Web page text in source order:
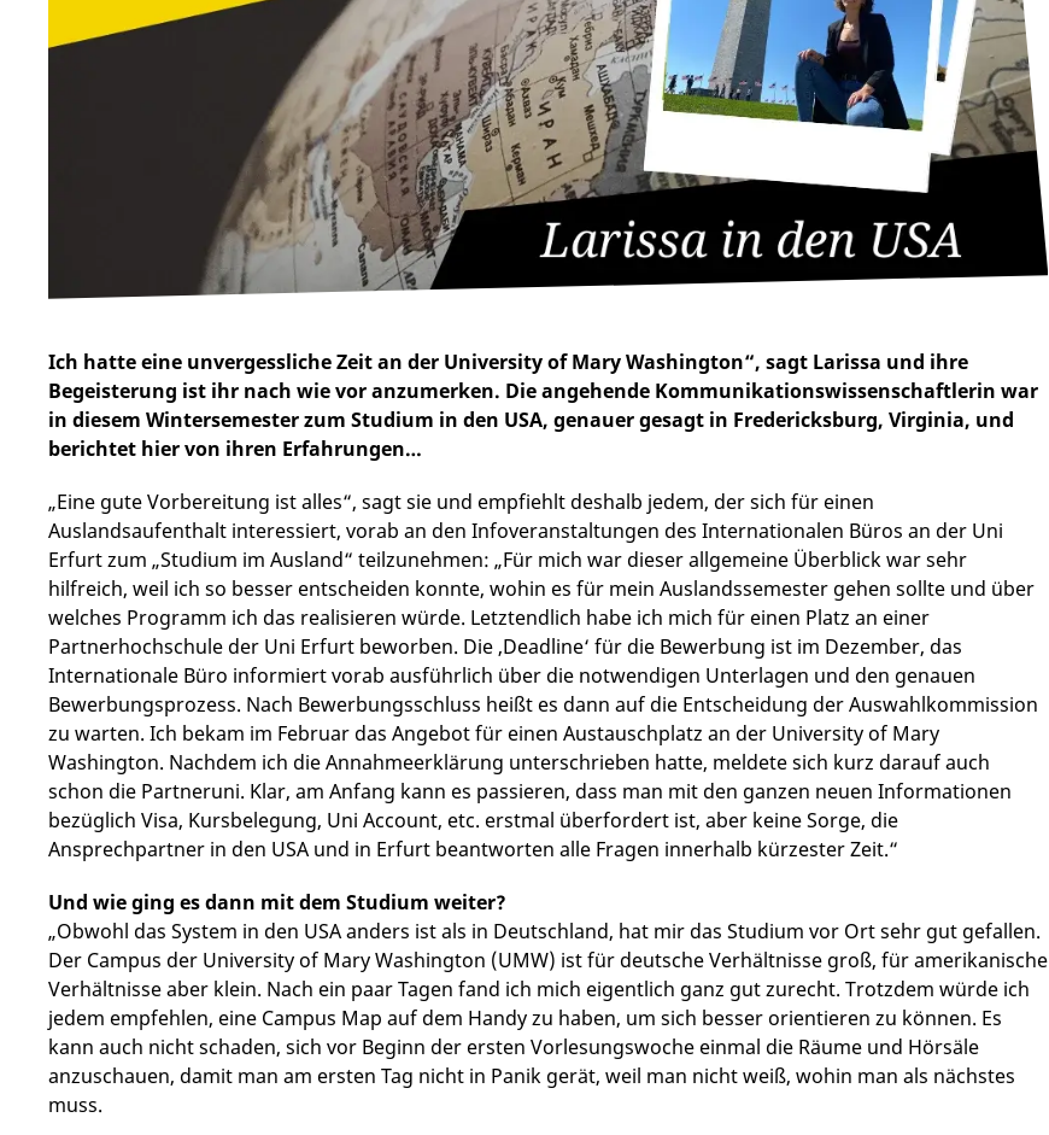
Ich hatte eine unvergessliche Zeit an der University of Mary Washington“, sagt Larissa und ihre
Begeisterung ist ihr nach wie vor anzumerken. Die angehende Kommunikationswissenschaftlerin war
in diesem Wintersemester zum Studium in den USA, genauer gesagt in Fredericksburg, Virginia, und
berichtet hier von ihren Erfahrungen…
„Eine gute Vorbereitung ist alles“, sagt sie und empfiehlt deshalb jedem, der sich für einen
Auslandsaufenthalt interessiert, vorab an den Infoveranstaltungen des Internationalen Büros an der Uni
Erfurt zum „Studium im Ausland“ teilzunehmen: „Für mich war dieser allgemeine Überblick war sehr
hilfreich, weil ich so besser entscheiden konnte, wohin es für mein Auslandssemester gehen sollte und über
welches Programm ich das realisieren würde. Letztendlich habe ich mich für einen Platz an einer
Partnerhochschule der Uni Erfurt beworben. Die ‚Deadline‘ für die Bewerbung ist im Dezember, das
Internationale Büro informiert vorab ausführlich über die notwendigen Unterlagen und den genauen
Bewerbungsprozess. Nach Bewerbungsschluss heißt es dann auf die Entscheidung der Auswahlkommission
zu warten. Ich bekam im Februar das Angebot für einen Austauschplatz an der University of Mary
Washington. Nachdem ich die Annahmeerklärung unterschrieben hatte, meldete sich kurz darauf auch
schon die Partneruni. Klar, am Anfang kann es passieren, dass man mit den ganzen neuen Informationen
bezüglich Visa, Kursbelegung, Uni Account, etc. erstmal überfordert ist, aber keine Sorge, die
Ansprechpartner in den USA und in Erfurt beantworten alle Fragen innerhalb kürzester Zeit.“
Und wie ging es dann mit dem Studium weiter?
„Obwohl das System in den USA anders ist als in Deutschland, hat mir das Studium vor Ort sehr gut gefallen.
Der Campus der University of Mary Washington (UMW) ist für deutsche Verhältnisse groß, für amerikanische
Verhältnisse aber klein. Nach ein paar Tagen fand ich mich eigentlich ganz gut zurecht. Trotzdem würde ich
jedem empfehlen, eine Campus Map auf dem Handy zu haben, um sich besser orientieren zu können. Es
kann auch nicht schaden, sich vor Beginn der ersten Vorlesungswoche einmal die Räume und Hörsäle
anzuschauen, damit man am ersten Tag nicht in Panik gerät, weil man nicht weiß, wohin man als nächstes
muss.